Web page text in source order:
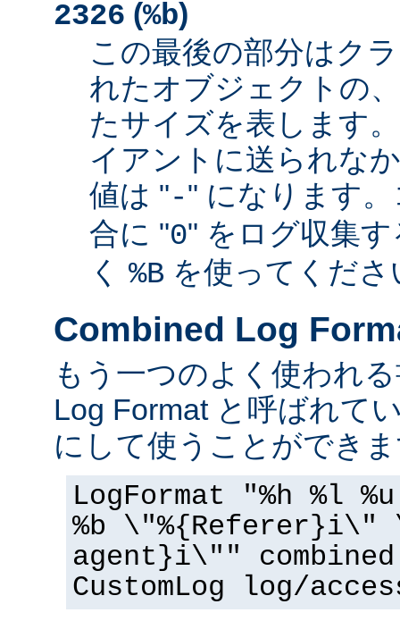
2326 (%b)
この最後の部分はク
れたオブジェクトの
たサイズを表します
イアントに送られな
値は "-" になります
合に "0" をログ収集
く %B を使ってくださ
Combined Log
もう一つのよく使われ
Log Format と呼ばれて
にして使うことができ
LogFormat "%h %l
%b \"%{Referer}i\"
agent}i\"" combined
CustomLog log/